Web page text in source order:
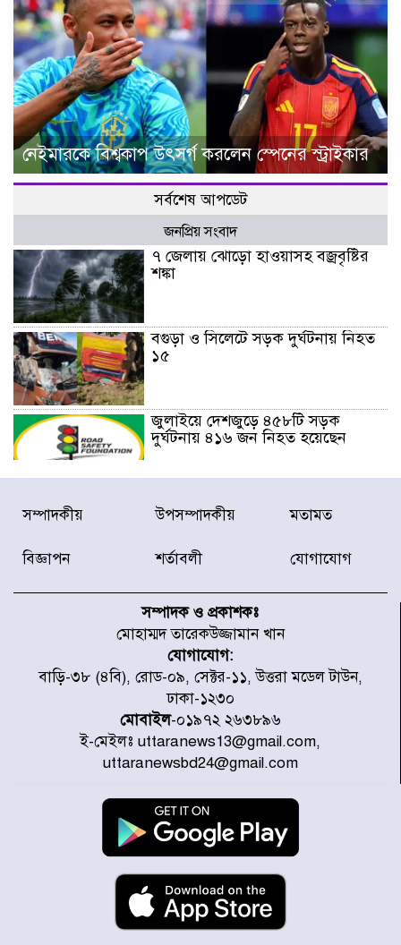
নেইমারকে বিশ্বকাপ উৎসর্গ করলেন স্পেনের স্ট্রাইকার
সর্বশেষ আপডেট
জনপ্রিয় সংবাদ
৭ জেলায় ঝোড়ো হাওয়াসহ বজ্রবৃষ্টির
শঙ্কা
বগুড়া ও সিলেটে সড়ক দুর্ঘটনায় নিহত
১৫
জুলাইয়ে দেশজুড়ে ৪৫৮টি সড়ক
দুর্ঘটনায় ৪১৬ জন নিহত হয়েছেন
হারিয়ে যাওয়া শিশুকে পরিবারের কাছে
ফিরিয়ে প্রশংসায় ভাসছেন খিলক্ষেত
স্মৃতি জাদুঘর
রাজধানীর উত্তরা আঞ্চলিক পাসপোর্ট
অফিসের সামনে দালাল চক্রের ১৩ জন
সদস্যকে বিভিন্ন মেয়াদে সাজা প্রদান
করেছে র‌্যাব-১
হরমুজ প্রণালি নিয়ে ওমানের সঙ্গে চুক্তি
চূড়ান্ত পর্যায়ে : ইরান
প্রত্যেক অপরাধীর বিচার এ দেশেই
হবে, সে যত শক্তিশালীই হোক না কেন,
প্রতিমন্ত্রী মীর হেলাল
আগামী ৫ দিন বৃষ্টির আভাস
সম্পাদকীয় উপসম্পাদকীয় মতামত
বিজ্ঞাপন শর্তাবলী যোগাযোগ
সম্পাদক ও প্রকাশকঃ
মোহাম্মদ তারেকউজ্জামান খান
যোগাযোগ:
বাড়ি-৩৮ (৪বি), রোড-০৯, সেক্টর-১১, উত্তরা মডেল টাউন,
ঢাকা-১২৩০
মোবাইল-০১৯৭২ ২৬৩৮৯৬
ই-মেইলঃ uttaranews13@gmail.com,
uttaranewsbd24@gmail.com